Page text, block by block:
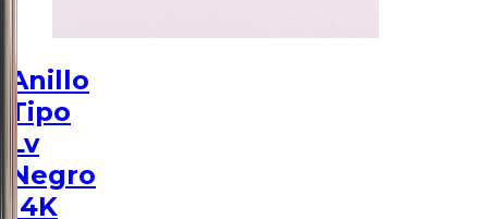
Anillo
Tipo
Lv
Negro
14K